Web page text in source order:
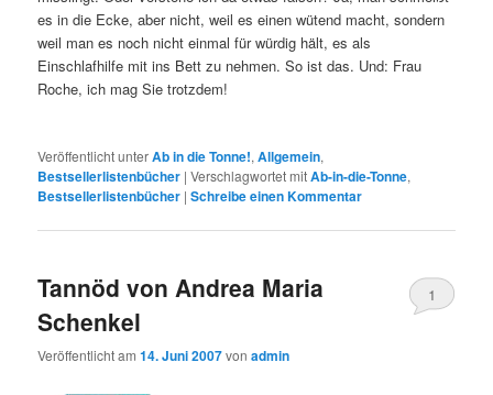
es in die Ecke, aber nicht, weil es einen wütend macht, sondern
weil man es noch nicht einmal für würdig hält, es als
Einschlafhilfe mit ins Bett zu nehmen. So ist das. Und: Frau
Roche, ich mag Sie trotzdem!
Veröffentlicht unterAb in die Tonne!,Allgemein,
Bestsellerlistenbücher |Verschlagwortet mitAb-in-die-Tonne,
Bestsellerlistenbücher |Schreibe einen Kommentar
Tannöd von Andrea Maria
Schenkel
Veröffentlicht am14. Juni 2007vonadmin
1